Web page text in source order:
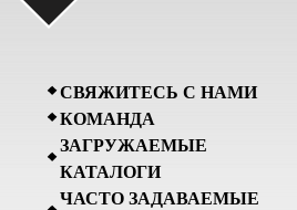
СВЯЖИТЕСЬ С НАМИ
КОМАНДА
ЗАГРУЖАЕМЫЕ
КАТАЛОГИ
ЧАСТО ЗАДАВАЕМЫЕ